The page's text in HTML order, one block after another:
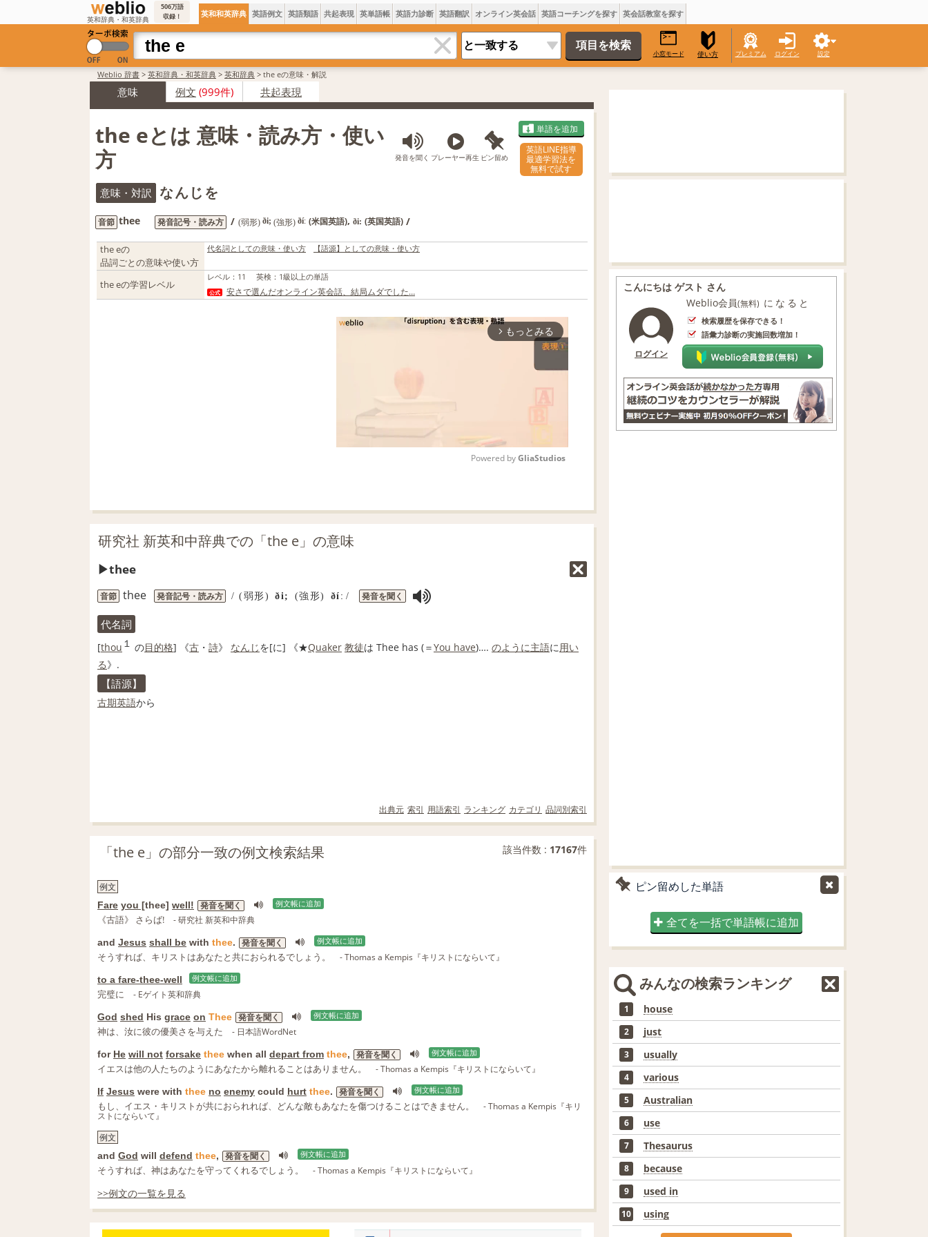
英和辞典・和英辞典
506万語
収録！
英和和英辞典 英語例文 英語類語 共起表現 英単語帳 英語力診断 英語翻訳 オンライン英会話 英語コーチングを探す 英会話教室を探す
小窓モード 使い方 プレミアム ログイン 設定
Weblio 辞書 > 英和辞典・和英辞典 > 英和辞典 > the eの意味・解説
意味 例文 (999件) 共起表現
the eとは 意味・読み方・使い
方
発音を聞く プレーヤー再生 ピン留め
単語を追加
英語LINE指導
最適学習法を
無料で試す
意味・対訳 なんじを
音節 thee 発音記号・読み方 / (弱形) ði; (強形) ðíː (米国英語), ði: (英国英語) /
the eの
品詞ごとの意味や使い方
代名詞としての意味・使い方 【語源】としての意味・使い方
the eの学習レベル
レベル ： 11 英検 ： 1級以上の単語
公式 安さで選んだオンライン英会話、結局ムダでした…
arrow_forward_ios もっとみる
Powered by GliaStudios
研究社 新英和中辞典での「the e」の意味
thee
音節 thee 発音記号・読み方 / (弱形) ði; (強形) ðíː / 発音を聞く
代名詞
[thou １ の目的格] 《古 ・ 詩》 なんじを[に] 《★Quaker 教徒は Thee has (＝You have)…. のように主語に 用い
る》.
【語源】
古期英語から
出典元 索引 用語索引 ランキング カテゴリ 品詞別索引
「the e」の部分一致の例文検索結果 該当件数 : 17167件
例文
Fare you [thee] well! 発音を聞く 例文帳に追加
《古語》 さらば! - 研究社 新英和中辞典
and Jesus shall be with thee. 発音を聞く 例文帳に追加
そうすれば、キリストはあなたと共におられるでしょう。 - Thomas a Kempis『キリストにならいて』
to a fare‐thee‐well 例文帳に追加
完璧に - Eゲイト英和辞典
God shed His grace on Thee 発音を聞く 例文帳に追加
神は、汝に彼の優美さを与えた - 日本語WordNet
for He will not forsake thee when all depart from thee, 発音を聞く 例文帳に追加
イエスは他の人たちのようにあなたから離れることはありません。 - Thomas a Kempis『キリストにならいて』
If Jesus were with thee no enemy could hurt thee. 発音を聞く 例文帳に追加
もし、イエス・キリストが共におられれば、どんな敵もあなたを傷つけることはできません。
- Thomas a Kempis『キリ
ストにならいて』
例文
and God will defend thee, 発音を聞く 例文帳に追加
そうすれば、神はあなたを守ってくれるでしょう。 - Thomas a Kempis『キリストにならいて』
>>例文の一覧を見る
こんにちは ゲスト さん
ログイン
Weblio会員(無料) になると
検索履歴を保存できる！
語彙力診断の実施回数増加！
ピン留めした単語
全てを一括で単語帳に追加
みんなの検索ランキング
1 house
2 just
3 usually
4 various
5 Australian
6 use
7 Thesaurus
8 because
9 used in
10 using